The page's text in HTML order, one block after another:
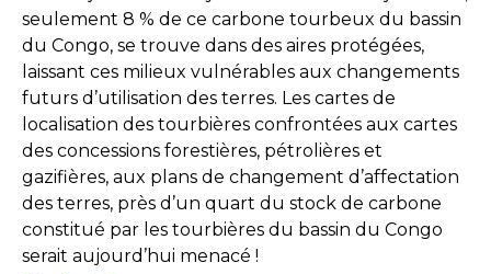
seulement 8 % de ce carbone tourbeux du bassin
du Congo, se trouve dans des aires protégées,
laissant ces milieux vulnérables aux changements
futurs d’utilisation des terres. Les cartes de
localisation des tourbières confrontées aux cartes
des concessions forestières, pétrolières et
gazifières, aux plans de changement d’affectation
des terres, près d’un quart du stock de carbone
constitué par les tourbières du bassin du Congo
serait aujourd’hui menacé !